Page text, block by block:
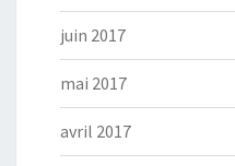
juin 2017
mai 2017
avril 2017